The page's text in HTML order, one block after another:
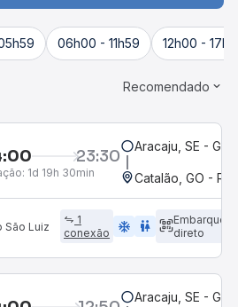
06h00 - 11h59 12h00 -
Recomendado
23:30
1d 19h 30min
Aracaju, SE -
Catalão, GO -
São Luiz
1
conexão
ac_unit wc
Embarque
direto
Aracaju, SE -